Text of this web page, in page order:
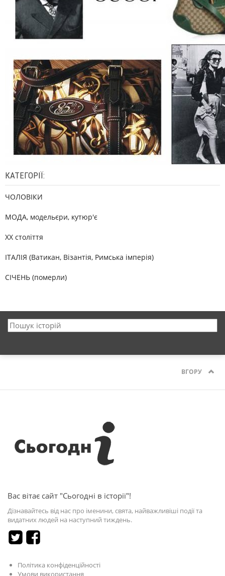
КАТЕГОРІЇ:
ЧОЛОВІКИ
МОДА, модельєри, кутюр'є
XX століття
ІТАЛІЯ (Ватикан, Візантія, Римська імперія)
СІЧЕНЬ (померли)
ВГОРУ
Вас вітає сайт "Сьогодні в історії"!
Дізнавайтесь від нас про іменини, свята, найважливіші події та
видатних людей на наступний тиждень.
Політика конфіденційності
Умови використання